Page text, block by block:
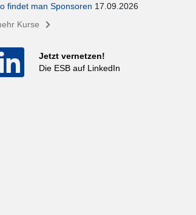
findet man Sponsoren 17.09.2026
Kurse
Jetzt vernetzen!
Die ESB auf LinkedIn